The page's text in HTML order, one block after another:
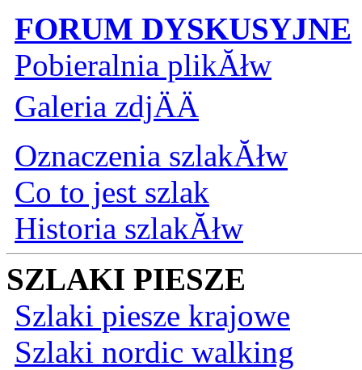
FORUM DYSKUSYJNE
Pobieralnia plikĂłw
Galeria zdjÄÄ
Oznaczenia szlakĂłw
Co to jest szlak
Historia szlakĂłw
SZLAKI PIESZE
Szlaki piesze krajowe
Szlaki nordic walking